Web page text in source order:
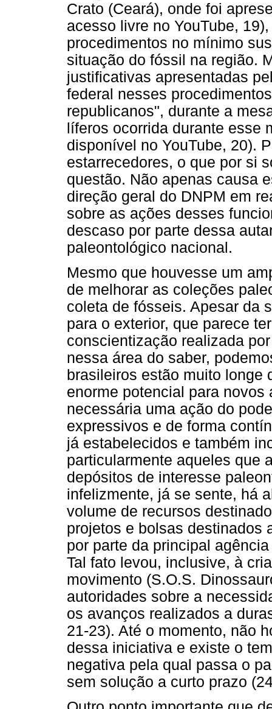
Crato (Ceará), onde foi
acesso livre no YouTube,
procedimentos no mínimo
situação do fóssil na região.
justificativas apresentadas
federal nesses
republicanos", durante a
líferos ocorrida durante esse
disponível no YouTube, 20).
estarrecedores, o que por si
questão. Não apenas causa
direção geral do DNPM em
sobre as ações desses
descaso por parte dessa
paleontológico nacional.
Mesmo que houvesse um
de melhorar as coleções
coleta de fósseis. Apesar da
para o exterior, que parece
conscientização realizada
nessa área do saber,
brasileiros estão muito longe
enorme potencial para
necessária uma ação do
expressivos e de forma
já estabelecidos e também
particularmente aqueles que
depósitos de interesse
infelizmente, já se sente, há
volume de recursos
projetos e bolsas destinados
por parte da principal
Tal fato levou, inclusive, à
movimento (S.O.S.
autoridades sobre a
os avanços realizados a
21-23). Até o momento, não
dessa iniciativa e existe o
negativa pela qual passa o
sem solução a curto prazo